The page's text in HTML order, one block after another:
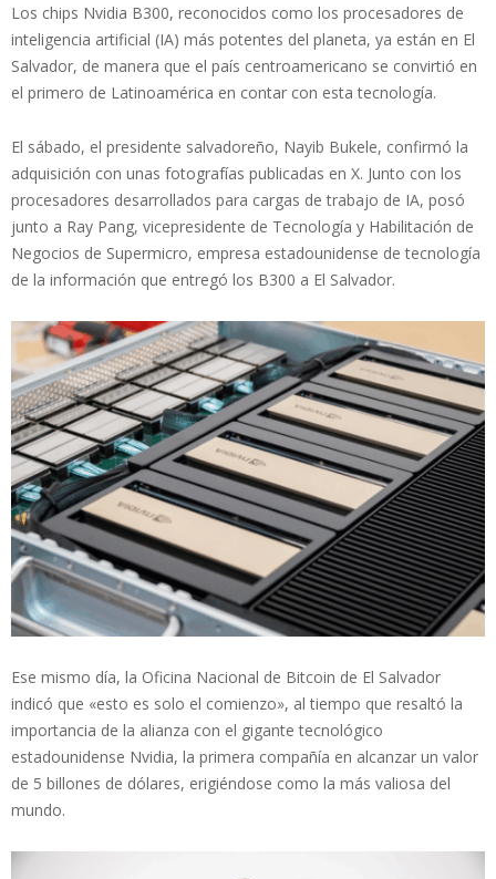
Los chips Nvidia B300, reconocidos como los procesadores de
inteligencia artificial (IA) más potentes del planeta, ya están en El
Salvador, de manera que el país centroamericano se convirtió en
el primero de Latinoamérica en contar con esta tecnología.
El sábado, el presidente salvadoreño, Nayib Bukele, confirmó la
adquisición con unas fotografías publicadas en X. Junto con los
procesadores desarrollados para cargas de trabajo de IA, posó
junto a Ray Pang, vicepresidente de Tecnología y Habilitación de
Negocios de Supermicro, empresa estadounidense de tecnología
de la información que entregó los B300 a El Salvador.
Ese mismo día, la Oficina Nacional de Bitcoin de El Salvador
indicó que «esto es solo el comienzo», al tiempo que resaltó la
importancia de la alianza con el gigante tecnológico
estadounidense Nvidia, la primera compañía en alcanzar un valor
de 5 billones de dólares, erigiéndose como la más valiosa del
mundo.